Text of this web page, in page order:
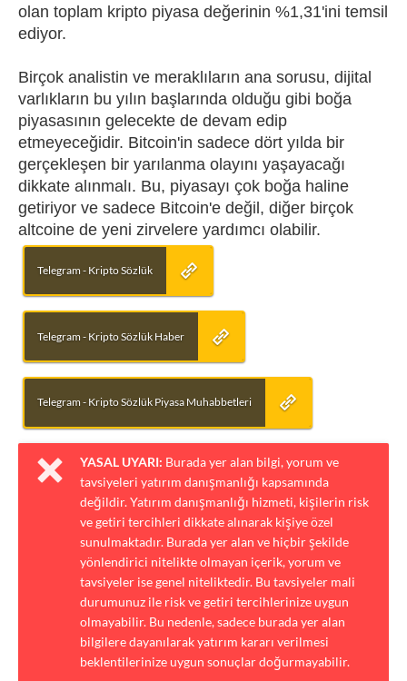
olan toplam kripto piyasa değerinin %1,31'ini temsil
ediyor.
Birçok analistin ve meraklıların ana sorusu, dijital
varlıkların bu yılın başlarında olduğu gibi boğa
piyasasının gelecekte de devam edip
etmeyeceğidir. Bitcoin'in sadece dört yılda bir
gerçekleşen bir yarılanma olayını yaşayacağı
dikkate alınmalı. Bu, piyasayı çok boğa haline
getiriyor ve sadece Bitcoin'e değil, diğer birçok
altcoine de yeni zirvelere yardımcı olabilir.
Telegram - Kripto Sözlük
Telegram - Kripto Sözlük Haber
Telegram - Kripto Sözlük Piyasa Muhabbetleri
YASAL UYARI: Burada yer alan bilgi, yorum ve
tavsiyeleri yatırım danışmanlığı kapsamında
değildir. Yatırım danışmanlığı hizmeti, kişilerin risk
ve getiri tercihleri dikkate alınarak kişiye özel
sunulmaktadır. Burada yer alan ve hiçbir şekilde
yönlendirici nitelikte olmayan içerik, yorum ve
tavsiyeler ise genel niteliktedir. Bu tavsiyeler mali
durumunuz ile risk ve getiri tercihlerinize uygun
olmayabilir. Bu nedenle, sadece burada yer alan
bilgilere dayanılarak yatırım kararı verilmesi
beklentilerinize uygun sonuçlar doğurmayabilir.